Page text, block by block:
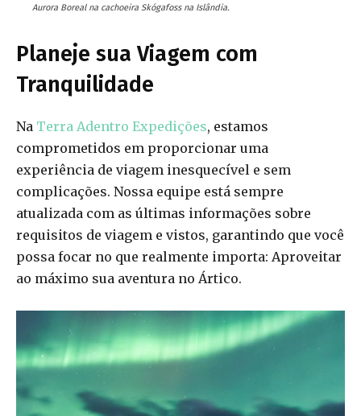
Aurora Boreal na cachoeira Skógafoss na Islândia.
Planeje sua Viagem com
Tranquilidade
Na Terra Adentro Expedições, estamos
comprometidos em proporcionar uma
experiência de viagem inesquecível e sem
complicações. Nossa equipe está sempre
atualizada com as últimas informações sobre
requisitos de viagem e vistos, garantindo que você
possa focar no que realmente importa: Aproveitar
ao máximo sua aventura no Ártico.